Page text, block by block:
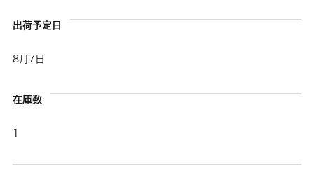
出荷予定日
8月7日
在庫数
1